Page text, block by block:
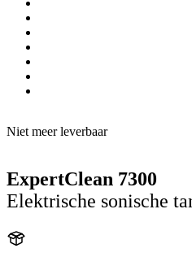
Niet meer leverbaar
ExpertClean 7300
Elektrische sonische